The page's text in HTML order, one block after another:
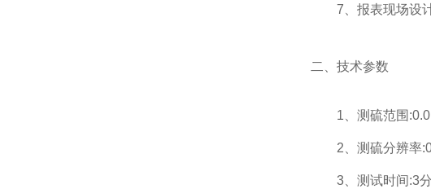
7、报表现场设
二、技术参数
1、测硫范围
2、测硫分辨率
3、测试时间:3